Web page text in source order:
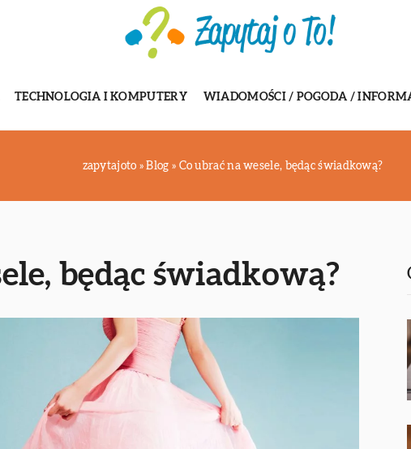
TECHNOLOGIA I KOMPUTERY WIADOMOŚCI / POGODA /
zapytajoto »Blog » Co ubrać na wesele, będąc świadkową?
będąc świadkową?